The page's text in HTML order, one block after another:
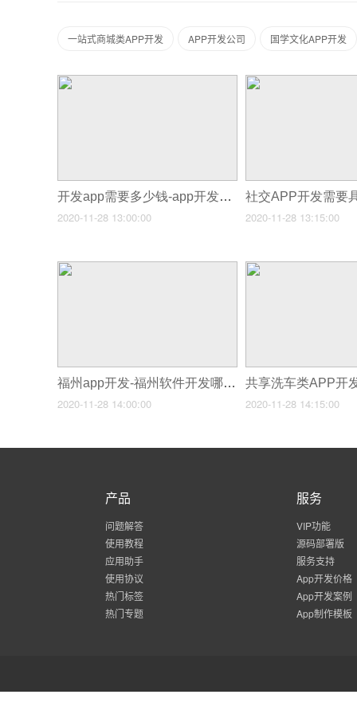
一站式商城类APP开发 APP开发公司 国学文化APP开发
开发app需要多少钱-app开发价格表
2020-11-28 13:00:00 2020-11-28 13:15:00
福州app开发-福州软件开发哪家好
2020-11-28 14:00:00 2020-11-28 14:15:00
产品
问题解答
使用教程
应用助手
使用协议
热门标签
热门专题
服务
VIP功能
源码部署版
服务支持
App开发价格
App开发案例
App制作模板